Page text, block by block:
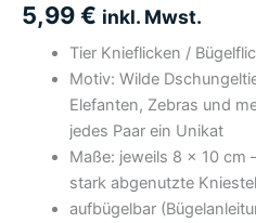
5,99€ inkl. Mwst.
Tier Knieflicken /
Motiv: Wilde
Elefanten, Zebras und
jedes Paar ein Unikat
Maße: jeweils 8 × 10 cm
stark abgenutzte
aufbügelbar